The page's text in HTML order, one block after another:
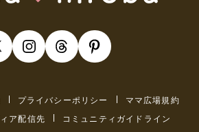
プライバシーポリシー
ママ広場規約
ア配信先 コミュニティガイドライン